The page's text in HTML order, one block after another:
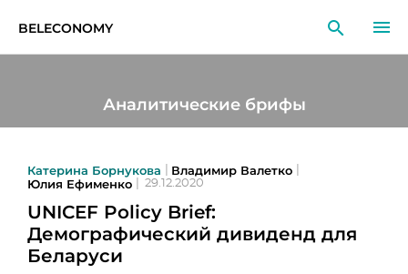
BELECONOMY
ИССЛЕДОВАНИЯ
ОБРАЗОВАНИЕ
СОБЫТИЯ
Аналитические брифы
Катерина Борнукова Владимир Валетко
Юлия Ефименко 29.12.2020
UNICEF Policy Brief:
Демографический дивиденд для
Беларуси